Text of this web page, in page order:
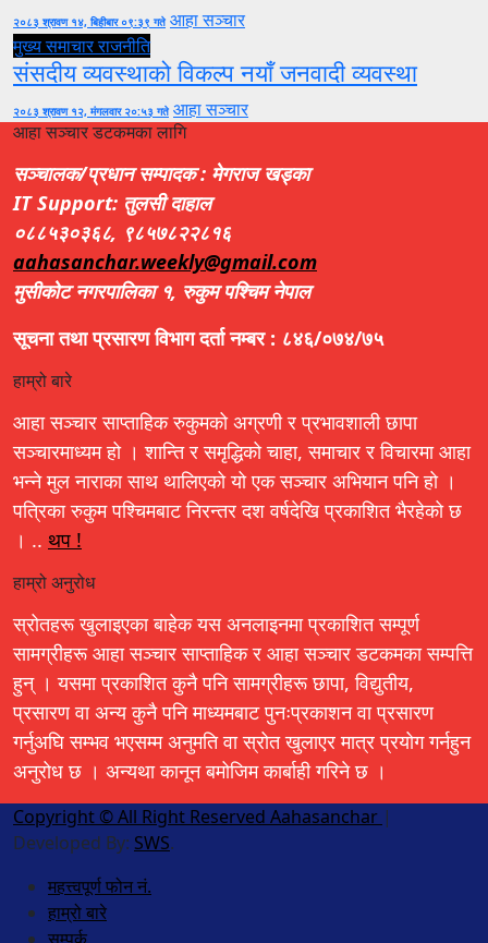
२०८३ श्रावण १४, बिहीबार ०९:३९ गते आहा सञ्चार
मुख्य समाचारराजनीति
संसदीय व्यवस्थाको विकल्प नयाँ जनवादी व्यवस्था
२०८३ श्रावण १२, मंगलवार २०:५३ गते आहा सञ्चार
आहा सञ्चार डटकमका लागि
सञ्चालक/प्रधान सम्पादक : मेगराज खड्का
IT Support: तुलसी दाहाल
०८८५३०३६८, ९८५७८२२८१६
aahasanchar.weekly@gmail.com
मुसीकोट नगरपालिका १, रुकुम पश्चिम नेपाल
सूचना तथा प्रसारण विभाग दर्ता नम्बर : ८४६/०७४/७५
हाम्रो बारे
आहा सञ्चार साप्ताहिक रुकुमको अग्रणी र प्रभावशाली छापा
सञ्चारमाध्यम हो । शान्ति र समृद्धिको चाहा, समाचार र विचारमा आहा
भन्ने मुल नाराका साथ थालिएको यो एक सञ्चार अभियान पनि हो ।
पत्रिका रुकुम पश्चिमबाट निरन्तर दश वर्षदेखि प्रकाशित भैरहेको छ
। .. थप !
हाम्रो अनुरोध
स्रोतहरू खुलाइएका बाहेक यस अनलाइनमा प्रकाशित सम्पूर्ण
सामग्रीहरू आहा सञ्चार साप्ताहिक र आहा सञ्चार डटकमका सम्पत्ति
हुन् । यसमा प्रकाशित कुनै पनि सामग्रीहरू छापा, विद्युतीय,
प्रसारण वा अन्य कुनै पनि माध्यमबाट पुनःप्रकाशन वा प्रसारण
गर्नुअघि सम्भव भएसम्म अनुमति वा स्रोत खुलाएर मात्र प्रयोग गर्नहुन
अनुरोध छ । अन्यथा कानून बमोजिम कार्बाही गरिने छ ।
Copyright © All Right Reserved Aahasanchar |
Developed By: SWS.
महत्त्वपूर्ण फोन नं.
हाम्रो बारे